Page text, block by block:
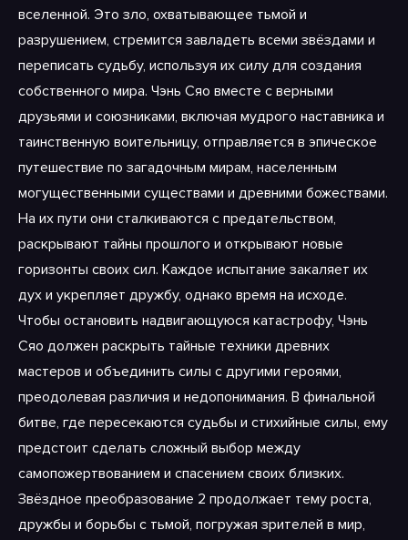
вселенной. Это зло, охватывающее тьмой и
разрушением, стремится завладеть всеми звёздами и
переписать судьбу, используя их силу для создания
собственного мира. Чэнь Сяо вместе с верными
друзьями и союзниками, включая мудрого наставника и
таинственную воительницу, отправляется в эпическое
путешествие по загадочным мирам, населенным
могущественными существами и древними божествами.
На их пути они сталкиваются с предательством,
раскрывают тайны прошлого и открывают новые
горизонты своих сил. Каждое испытание закаляет их
дух и укрепляет дружбу, однако время на исходе.
Чтобы остановить надвигающуюся катастрофу, Чэнь
Сяо должен раскрыть тайные техники древних
мастеров и объединить силы с другими героями,
преодолевая различия и недопонимания. В финальной
битве, где пересекаются судьбы и стихийные силы, ему
предстоит сделать сложный выбор между
самопожертвованием и спасением своих близких.
Звёздное преобразование 2 продолжает тему роста,
дружбы и борьбы с тьмой, погружая зрителей в мир,